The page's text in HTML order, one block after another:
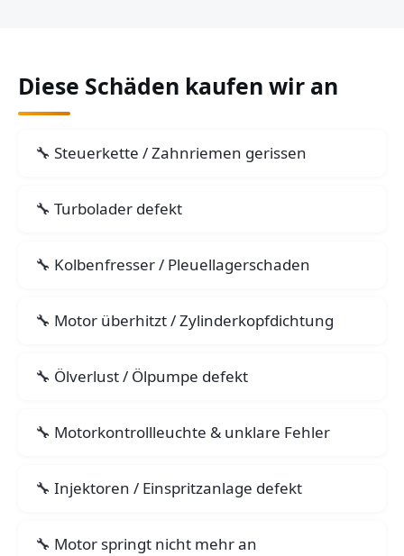
Diese Schäden kaufen wir an
Steuerkette / Zahnriemen gerissen
Turbolader defekt
Kolbenfresser / Pleuellagerschaden
Motor überhitzt / Zylinderkopfdichtung
Ölverlust / Ölpumpe defekt
Motorkontrollleuchte & unklare Fehler
Injektoren / Einspritzanlage defekt
Motor springt nicht mehr an